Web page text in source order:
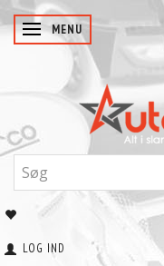
SKIFTE NAVIGATION
MENU
LOG IND